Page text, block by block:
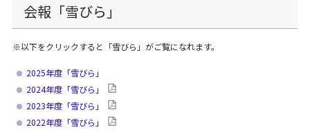
会報「雪びら」
※以下をクリックすると「雪びら」がご覧になれます。
2025年度「雪びら」
2024年度「雪びら」
2023年度「雪びら」
2022年度「雪びら」